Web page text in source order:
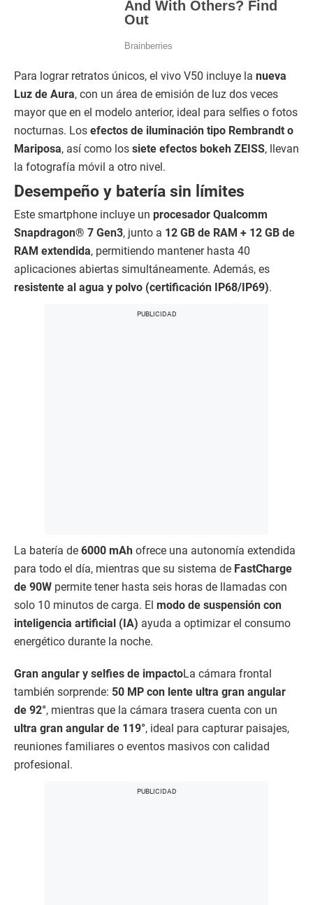
Para lograr retratos únicos, el vivo V50 incluye la nueva
Luz de Aura, con un área de emisión de luz dos veces
mayor que en el modelo anterior, ideal para selfies o fotos
nocturnas. Los efectos de iluminación tipo Rembrandt o
Mariposa, así como los siete efectos bokeh ZEISS, llevan
la fotografía móvil a otro nivel.
Desempeño y batería sin límites
Este smartphone incluye un procesador Qualcomm
Snapdragon® 7 Gen3, junto a 12 GB de RAM + 12 GB de
RAM extendida, permitiendo mantener hasta 40
aplicaciones abiertas simultáneamente. Además, es
resistente al agua y polvo (certificación IP68/IP69).
La batería de 6000 mAh ofrece una autonomía extendida
para todo el día, mientras que su sistema de FastCharge
de 90W permite tener hasta seis horas de llamadas con
solo 10 minutos de carga. El modo de suspensión con
inteligencia artificial (IA) ayuda a optimizar el consumo
energético durante la noche.
Gran angular y selfies de impactoLa cámara frontal
también sorprende: 50 MP con lente ultra gran angular
de 92°, mientras que la cámara trasera cuenta con un
ultra gran angular de 119°, ideal para capturar paisajes,
reuniones familiares o eventos masivos con calidad
profesional.